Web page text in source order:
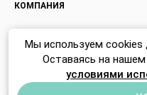
Экзотика россыпью
Условия возврата
Корпоративным
Политика
конфиденциальности
Политика
КОМПАНИЯ
О нас
Карьера
Отзывы
Контакты
ZG agency— Дизайн и
Мы используем cookies
Оставаясь на
условиями